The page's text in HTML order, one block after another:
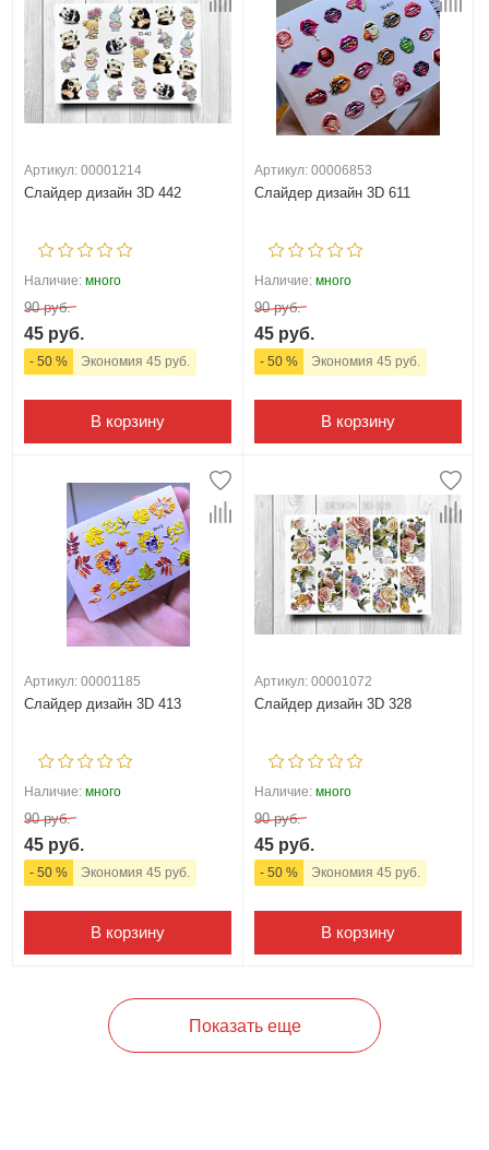
Артикул: 00001214
Слайдер дизайн 3D 442
Наличие: много
90 руб.
45 руб.
- 50 % Экономия 45 руб.
В корзину
Артикул: 00006853
Слайдер дизайн 3D 611
Наличие: много
90 руб.
45 руб.
- 50 % Экономия 45 руб.
В корзину
Артикул: 00001185
Слайдер дизайн 3D 413
Наличие: много
90 руб.
45 руб.
- 50 % Экономия 45 руб.
В корзину
Артикул: 00001072
Слайдер дизайн 3D 328
Наличие: много
90 руб.
45 руб.
- 50 % Экономия 45 руб.
В корзину
Показать еще